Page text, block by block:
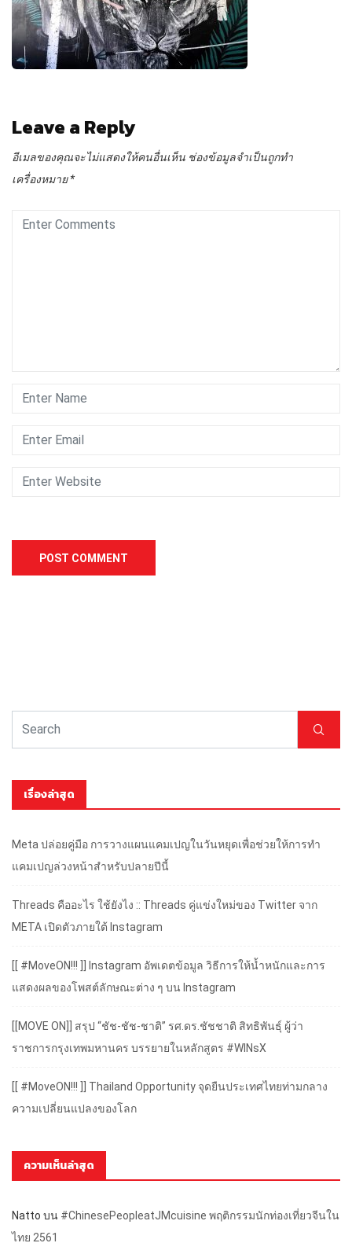
Leave a Reply
อีเมลของคุณจะไม่แสดงให้คนอื่นเห็น ช่องข้อมูลจำเป็นถูกทำ
เครื่องหมาย*
เรื่องล่าสุด
Meta ปล่อยคู่มือ การวางแผนแคมเปญในวันหยุดเพื่อช่วยให้การทำ
แคมเปญล่วงหน้าสำหรับปลายปีนี้
Threads คืออะไร ใช้ยังไง :: Threads คู่แข่งใหม่ของ Twitter จาก
META เปิดตัวภายใต้ Instagram
[[ #MoveON!!! ]] Instagram อัพเดตข้อมูล วิธีการให้น้ำหนักและการ
แสดงผลของโพสต์ลักษณะต่าง ๆ บน Instagram
[[MOVE ON]] สรุป “ชัช-ชัช-ชาติ” รศ.ดร.ชัชชาติ สิทธิพันธุ์ ผู้ว่า
ราชการกรุงเทพมหานคร บรรยายในหลักสูตร #WINsX
[[ #MoveON!!! ]] Thailand Opportunity จุดยืนประเทศไทยท่ามกลาง
ความเปลี่ยนแปลงของโลก
ความเห็นล่าสุด
Natto บน #ChinesePeopleatJMcuisine พฤติกรรมนักท่องเที่ยวจีนใน
ไทย 2561